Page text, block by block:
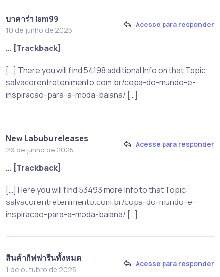
บาคาร่า lsm99
10 de junho de 2025
Acesse para responder
… [Trackback]
[…] There you will find 54198 additional Info on that Topic:
salvadorentretenimento.com.br/copa-do-mundo-e-
inspiracao-para-a-moda-baiana/ […]
New Labubu releases
26 de junho de 2025
Acesse para responder
… [Trackback]
[…] Here you will find 53493 more Info to that Topic:
salvadorentretenimento.com.br/copa-do-mundo-e-
inspiracao-para-a-moda-baiana/ […]
สินค้ากิฟฟารีนทั้งหมด
1 de outubro de 2025
Acesse para responder